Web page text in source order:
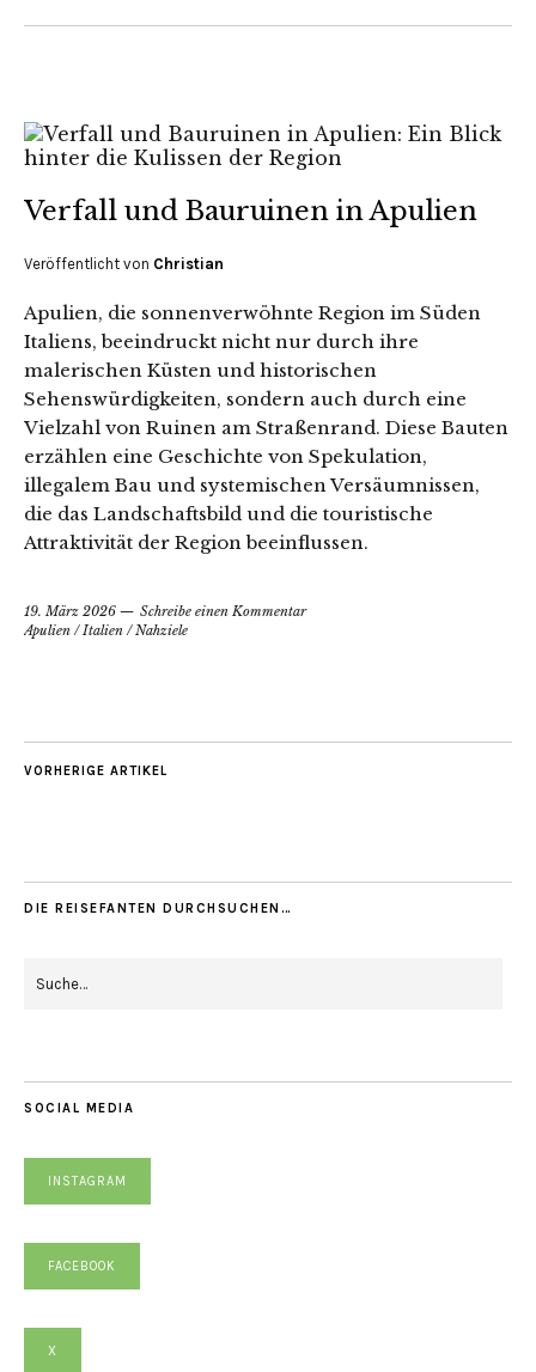
Verfall und Bauruinen in Apulien
Veröffentlicht von Christian
Apulien, die sonnenverwöhnte Region im Süden
Italiens, beeindruckt nicht nur durch ihre
malerischen Küsten und historischen
Sehenswürdigkeiten, sondern auch durch eine
Vielzahl von Ruinen am Straßenrand. Diese Bauten
erzählen eine Geschichte von Spekulation,
illegalem Bau und systemischen Versäumnissen,
die das Landschaftsbild und die touristische
Attraktivität der Region beeinflussen.
19. März 2026
Schreibe einen Kommentar
Apulien /Italien /Nahziele
VORHERIGE ARTIKEL
DIE REISEFANTEN DURCHSUCHEN…
SOCIAL MEDIA
INSTAGRAM
FACEBOOK
X